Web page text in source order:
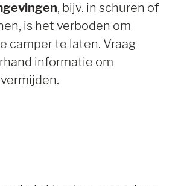
, bijv. in schuren of
is het verboden om
camper te laten. Vraag
informatie om